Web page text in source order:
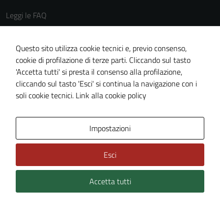
Leggi le FAQ
Segnalazione disservizio
Richiesta assistenza
Amministrazione trasparente
Informativa privacy
Dichiarazione di accessibilità
Piano di miglioramento del sito
Questo sito utilizza cookie tecnici e, previo consenso,
cookie di profilazione di terze parti. Cliccando sul tasto
'Accetta tutti' si presta il consenso alla profilazione,
cliccando sul tasto 'Esci' si continua la navigazione con i
soli cookie tecnici. Link alla cookie policy
Impostazioni
Esci
Accetta tutti
per il
del sito e non
possono
essere
disabilitati.
Questi cookie
informazioni
personali.